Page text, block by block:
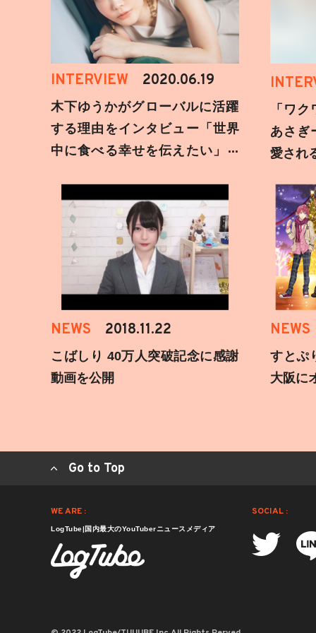
INTERVIEW 2020.06.19
木下ゆうかがグローバルに活躍
する理由をインタビュー「世界
中に食べる幸せを伝えたい」新
「ワ
あさぎ
愛され
NEWS 2018.11.22
こばしり 40万人突破記念に感謝
動画を公開
NEWS
すとぷ
大阪に
Go to Top
WE ARE :
LogTube|国内最大のYouTuberニュースメディア
SOCIAL :